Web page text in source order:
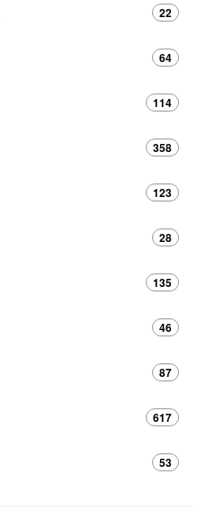
22
64
114
358
123
28
135
46
87
617
53